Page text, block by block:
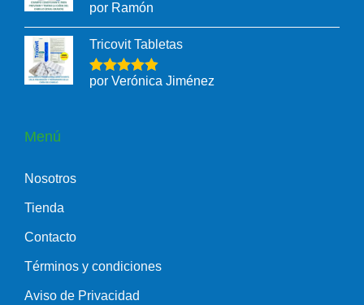
por Ramón
Tricovit Tabletas
por Verónica Jiménez
Menú
Nosotros
Tienda
Contacto
Términos y condiciones
Aviso de Privacidad